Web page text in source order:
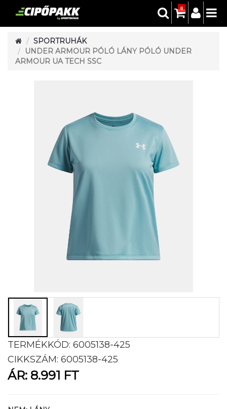
0
SPORTRUHÁK
UNDER ARMOUR PÓLÓ LÁNY PÓLÓ UNDER
ARMOUR UA TECH SSC
TERMÉKKÓD: 6005138-425
CIKKSZÁM: 6005138-425
ÁR: 8.991 FT